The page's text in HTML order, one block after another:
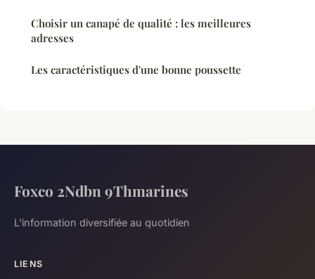
Choisir un canapé de qualité : les meilleures
adresses
Les caractéristiques d'une bonne poussette
Foxco 2Ndbn 9Thmarines
L'information diversifiée au quotidien
LIENS